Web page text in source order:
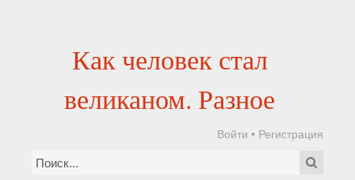
Как человек стал
великаном. Разное
Войти • Регистрация